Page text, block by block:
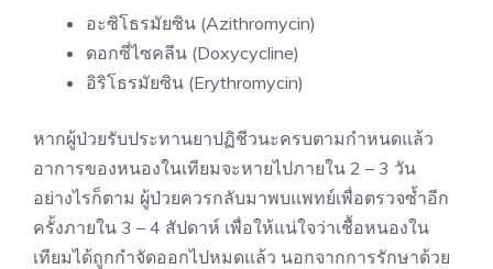
อะซิโธรมัยซิน (Azithromycin)
ดอกซี่ไซคลีน (Doxycycline)
อิริโธรมัยซิน (Erythromycin)
หากผู้ป่วยรับประทานยาปฏิชีวนะครบตามกำหนดแล้ว
อาการของหนองในเทียมจะหายไปภายใน 2 – 3 วัน
อย่างไรก็ตาม ผู้ป่วยควรกลับมาพบแพทย์เพื่อตรวจซ้ำอีก
ครั้งภายใน 3 – 4 สัปดาห์ เพื่อให้แน่ใจว่าเชื้อหนองใน
เทียมได้ถูกกำจัดออกไปหมดแล้ว นอกจากการรักษาด้วย